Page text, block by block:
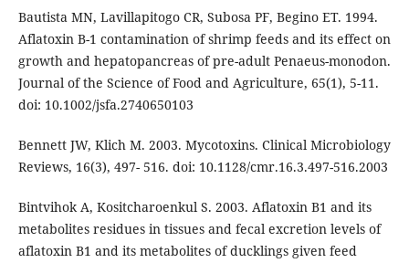
Bautista MN, Lavillapitogo CR, Subosa PF, Begino ET. 1994.
Aflatoxin B-1 contamination of shrimp feeds and its effect on
growth and hepatopancreas of pre-adult Penaeus-monodon.
Journal of the Science of Food and Agriculture, 65(1), 5-11.
doi: 10.1002/jsfa.2740650103
Bennett JW, Klich M. 2003. Mycotoxins. Clinical Microbiology
Reviews, 16(3), 497- 516. doi: 10.1128/cmr.16.3.497-516.2003
Bintvihok A, Kositcharoenkul S. 2003. Aflatoxin B1 and its
metabolites residues in tissues and fecal excretion levels of
aflatoxin B1 and its metabolites of ducklings given feed